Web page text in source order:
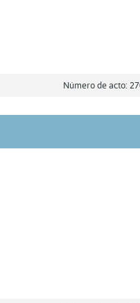
Número de acto: